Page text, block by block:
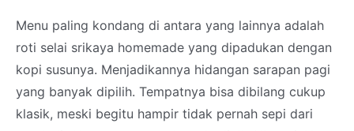
Menu paling kondang di antara yang lainnya adalah
roti selai srikaya homemade yang dipadukan dengan
kopi susunya. Menjadikannya hidangan sarapan pagi
yang banyak dipilih. Tempatnya bisa dibilang cukup
klasik, meski begitu hampir tidak pernah sepi dari